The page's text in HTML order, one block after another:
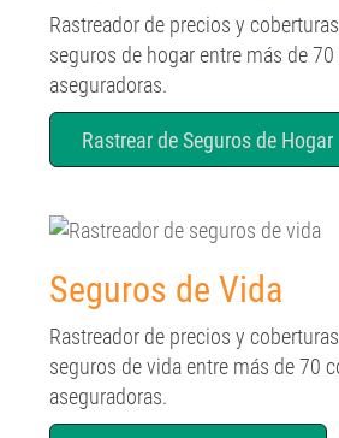
Rastreador de precios y
seguros de hogar entre más de
aseguradoras.
Rastrear de Seguros de Hogar
Seguros de Vida
Rastreador de precios y
seguros de vida entre más de 70
aseguradoras.